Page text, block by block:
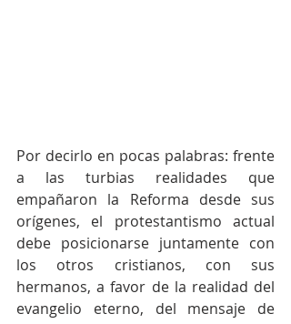
Por decirlo en pocas palabras: frente
a las turbias realidades que
empañaron la Reforma desde sus
orígenes, el protestantismo actual
debe posicionarse juntamente con
los otros cristianos, con sus
hermanos, a favor de la realidad del
evangelio eterno, del mensaje de